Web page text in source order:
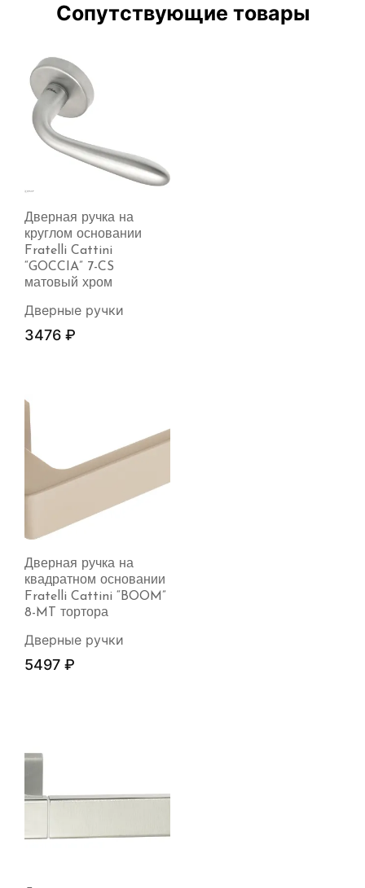
Сопутствующие товары
Дверная ручка на
круглом основании
Fratelli Cattini
“GOCCIA” 7-CS
матовый хром
Дверные ручки
3476 ₽
Дверная ручка на
квадратном основании
Fratelli Cattini “BOOM”
8-MT тортора
Дверные ручки
5497 ₽